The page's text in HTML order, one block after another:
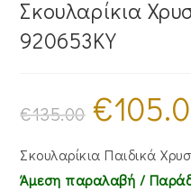
Σκουλαρίκια
920653KY
€135.00
Original
price
was:
€
Σκουλαρίκια Παιδικά
Άμεση παραλαβή /